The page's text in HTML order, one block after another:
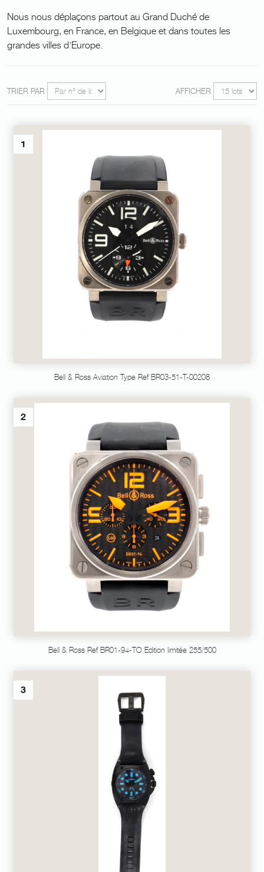
Nous nous déplaçons partout au Grand Duché de
Luxembourg, en France, en Belgique et dans toutes les
grandes villes d'Europe.
TRIER PAR AFFICHER
1
Bell & Ross Aviation Type Ref BR03-51-T-00208
2
Bell & Ross Ref BR01-94-TO Edition limitée 255/500
3